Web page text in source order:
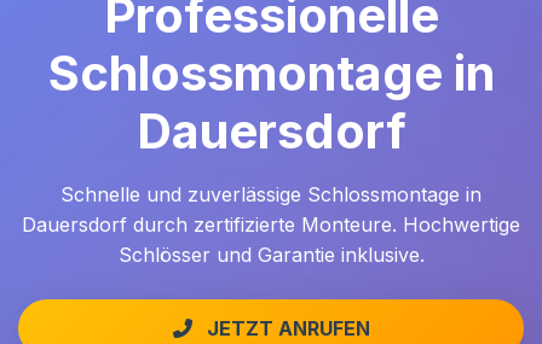
Professionelle
Schlossmontage in
Dauersdorf
Schnelle und zuverlässige Schlossmontage in
Dauersdorf durch zertifizierte Monteure. Hochwertige
Schlösser und Garantie inklusive.
JETZT ANRUFEN